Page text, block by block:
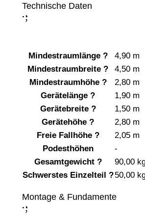
Technische Daten
:
;
Mindestraumlänge ?
4,90 m
Mindestraumbreite ?
4,50 m
Mindestraumhöhe ?
2,80 m
Gerätelänge ?
1,90 m
Gerätebreite ?
1,50 m
Gerätehöhe ?
2,80 m
Freie Fallhöhe ?
2,05 m
Podesthöhen
-
Gesamtgewicht ?
90,00
Schwerstes Einzelteil ?50,00
Montage & Fundamente
:
;